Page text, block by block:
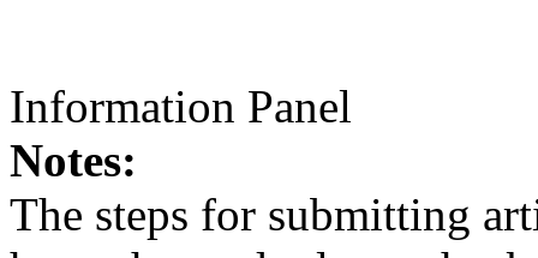
Information Panel
Notes:
The steps for submitting